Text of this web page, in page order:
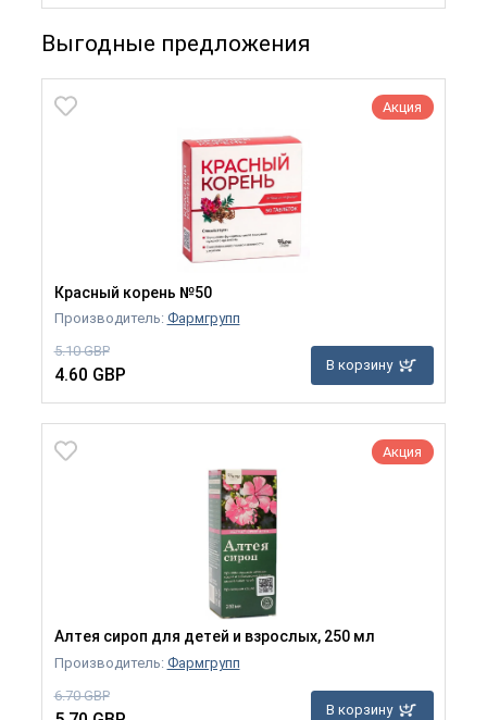
Выгодные предложения
Акция
Красный корень №50
Производитель: Фармгрупп
5.10 GBP
4.60 GBP В корзину
Акция
Алтея сироп для детей и взрослых, 250 мл
Производитель: Фармгрупп
6.70 GBP
В корзину